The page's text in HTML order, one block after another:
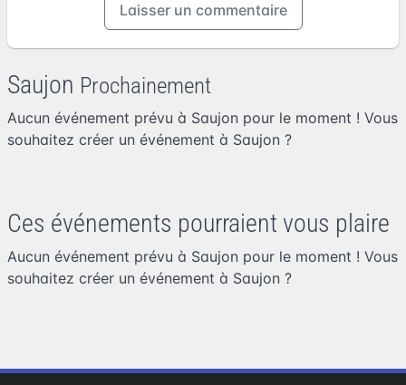
Laisser un commentaire
Saujon Prochainement
Aucun événement prévu à Saujon pour le moment ! Vous
souhaitez créer un événement à Saujon ?
Ces événements pourraient vous plaire
Aucun événement prévu à Saujon pour le moment ! Vous
souhaitez créer un événement à Saujon ?